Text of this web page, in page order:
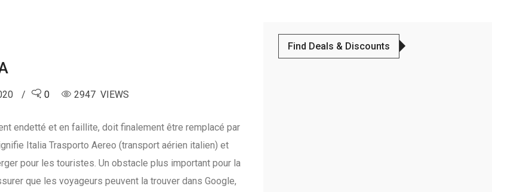
0 2947 VIEWS
endetté et en faillite, doit finalement être remplacé par
Italia Trasporto Aereo (transport aérien italien) et
pour les touristes. Un obstacle plus important pour la
que les voyageurs peuvent la trouver dans Google,
Find Deals & Discounts